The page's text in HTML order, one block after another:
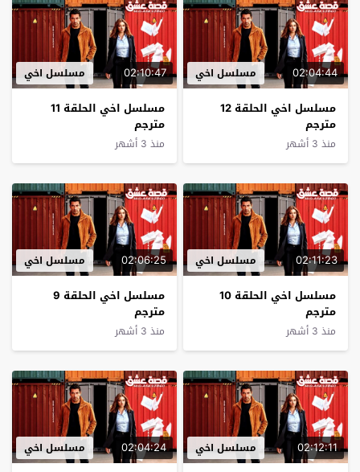
02:04:44 مسلسل اخي
مسلسل اخي الحلقة 12
مترجم
منذ 3 أشهر
02:10:47 مسلسل اخي
مسلسل اخي الحلقة 11
مترجم
منذ 3 أشهر
02:11:23 مسلسل اخي
مسلسل اخي الحلقة 10
مترجم
منذ 3 أشهر
02:06:25 مسلسل اخي
مسلسل اخي الحلقة 9
مترجم
منذ 3 أشهر
02:12:11 مسلسل اخي 02:04:24 مسلسل اخي